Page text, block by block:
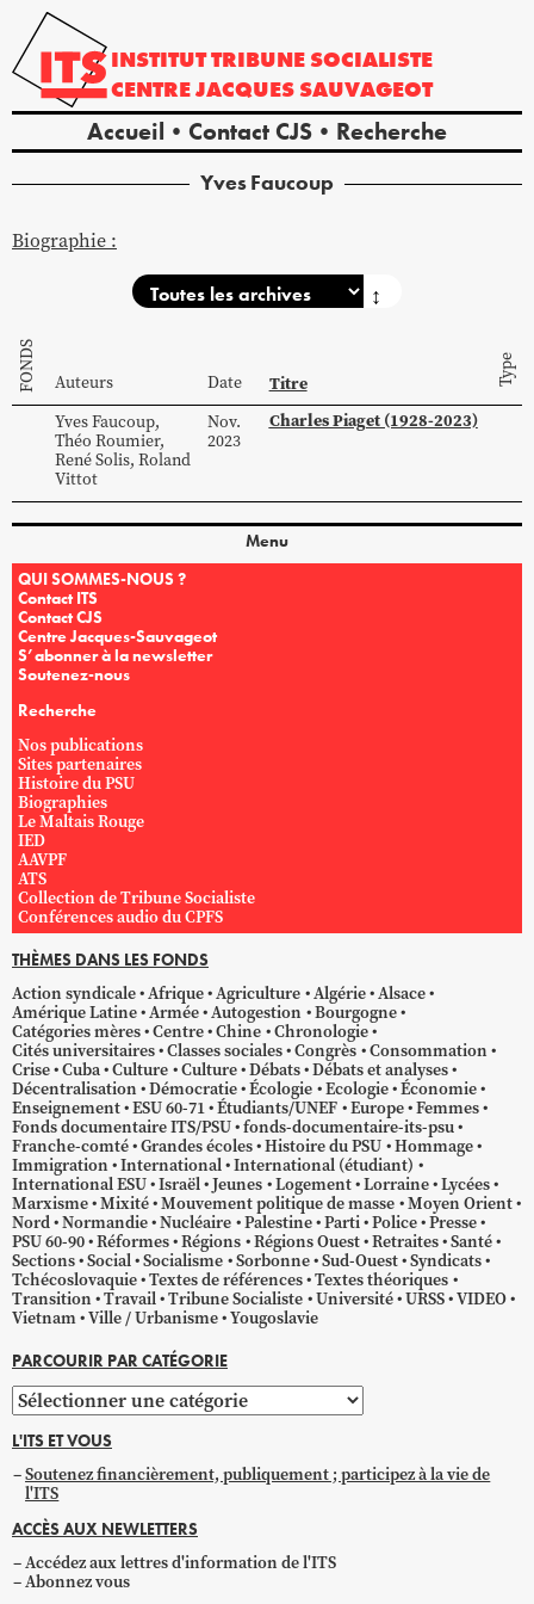
INSTITUTTRIBUNE SOCIALISTE
CENTREJACQUES SAUVAGEOT
Accueil Contact CJS Recherche
YvesFaucoup
Biographie :
↕
FONDS Auteurs Date Titre Type
YvesFaucoup,
Théo Roumier,
RenéSolis, Roland
Vittot
Nov.
2023
Charles Piaget (1928-2023)
Menu
QUI SOMMES-NOUS ?
Contact ITS
Contact CJS
Centre Jacques-Sauvageot
S’abonner à la newsletter
Soutenez-nous
Recherche
Nos publications
Sites partenaires
Histoire du PSU
Biographies
Le Maltais Rouge
IED
AAVPF
ATS
Collection de Tribune Socialiste
Conférences audio du CPFS
THÈMES DANS LES FONDS
Action syndicale Afrique Agriculture Algérie Alsace
Amérique Latine Armée Autogestion
Bourgogne
Catégories mères Centre Chine Chronologie
Cités universitaires Classes sociales Congrès Consommation
Crise Cuba Culture Culture Débats Débats et analyses
Décentralisation Démocratie Écologie Ecologie Économie
Enseignement ESU 60-71 Étudiants/UNEF Europe Femmes
Fonds documentaire ITS/PSU fonds-documentaire-its-psu
Franche-comté Grandes écoles Histoire du PSU Hommage
Immigration International International (étudiant)
International ESU Israël Jeunes Logement Lorraine Lycées
Marxisme Mixité Mouvement politique de masse Moyen Orient
Nord Normandie Nucléaire Palestine Parti Police Presse
PSU 60-90 Réformes Régions Régions Ouest Retraites Santé
Sections Social Socialisme Sorbonne Sud-Ouest Syndicats
Tchécoslovaquie Textes de références Textes théoriques
Transition Travail Tribune Socialiste Université URSS VIDEO
Vietnam Ville / Urbanisme Yougoslavie
PARCOURIR PAR CATÉGORIE
Parcourir
par
catégorie
L'ITS ET VOUS
Soutenez financièrement, publiquement ; participez à la vie de
l'ITS
ACCÈS AUX NEWLETTERS
Accédez aux lettres d'information de l'ITS
Abonnez vous